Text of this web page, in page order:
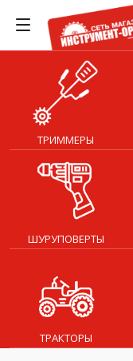
ТРИММЕРЫ
ШУРУПОВЕРТЫ
ТРАКТОРЫ